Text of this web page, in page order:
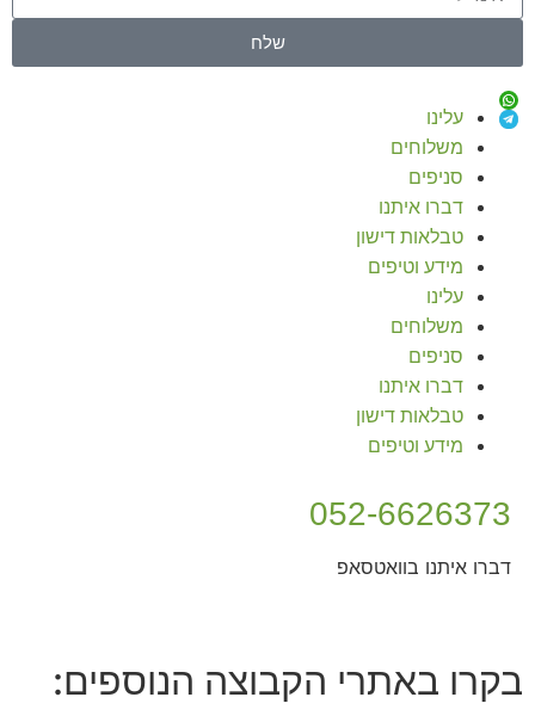
שלח
עלינו
משלוחים
סניפים
דברו איתנו
טבלאות דישון
מידע וטיפים
עלינו
משלוחים
סניפים
דברו איתנו
טבלאות דישון
מידע וטיפים
052-6626373
דברו איתנו בוואטסאפ
בקרו באתרי הקבוצה הנוספים: